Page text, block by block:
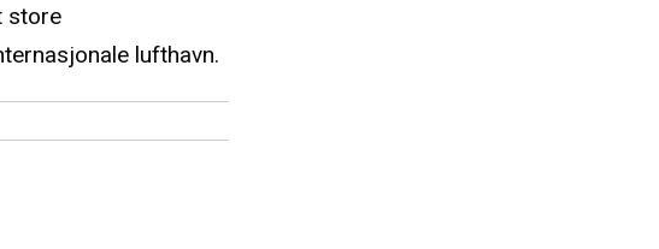
store
lufthavn.